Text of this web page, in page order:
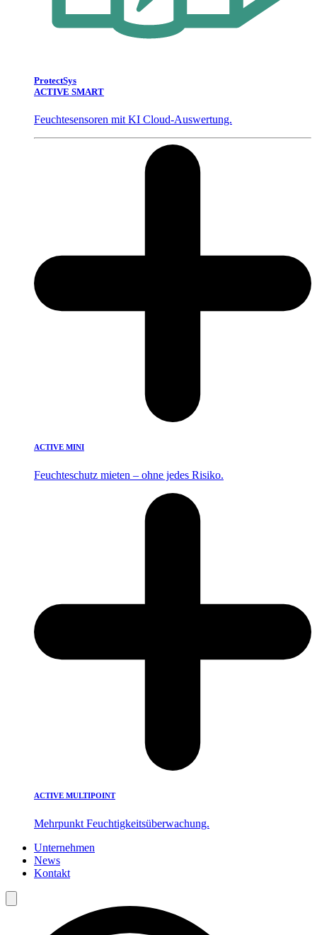
ProtectSys
ACTIVE SMART
Feuchtesensoren mit KI Cloud-Auswertung.
ACTIVE MINI
Feuchteschutz mieten – ohne jedes Risiko.
ACTIVE MULTIPOINT
Mehrpunkt Feuchtigkeitsüberwachung.
Unternehmen
News
Kontakt